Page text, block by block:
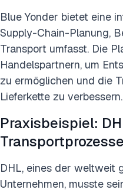
Blue Yonder bietet eine
Supply-Chain-Planung,
Transport umfasst. Die
Handelspartnern, um
zu ermöglichen und die
Lieferkette zu verbessern.
Praxisbeispiel:
DHL, eines der weltweit
Unternehmen, musste